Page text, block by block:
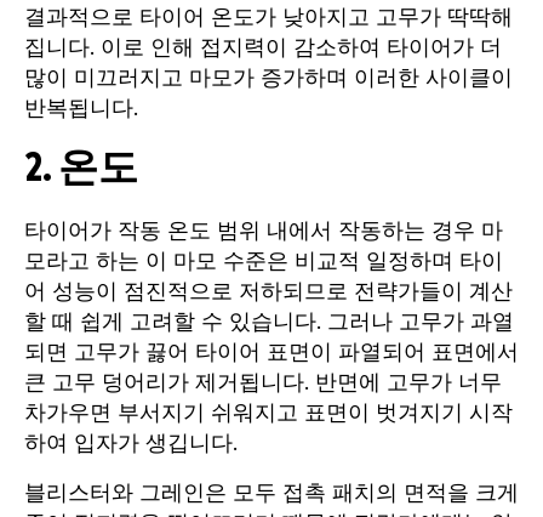
결과적으로 타이어 온도가 낮아지고 고무가 딱딱해
집니다. 이로 인해 접지력이 감소하여 타이어가 더
많이 미끄러지고 마모가 증가하며 이러한 사이클이
반복됩니다.
2. 온도
타이어가 작동 온도 범위 내에서 작동하는 경우 마
모라고 하는 이 마모 수준은 비교적 일정하며 타이
어 성능이 점진적으로 저하되므로 전략가들이 계산
할 때 쉽게 고려할 수 있습니다. 그러나 고무가 과열
되면 고무가 끓어 타이어 표면이 파열되어 표면에서
큰 고무 덩어리가 제거됩니다. 반면에 고무가 너무
차가우면 부서지기 쉬워지고 표면이 벗겨지기 시작
하여 입자가 생깁니다.
블리스터와 그레인은 모두 접촉 패치의 면적을 크게